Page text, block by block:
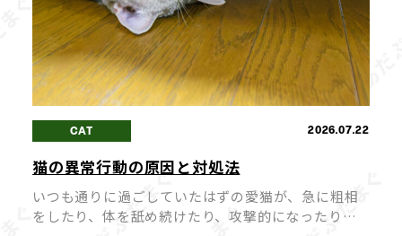
CAT 2026.07.22
猫の異常行動の原因と対処法
いつも通りに過ごしていたはずの愛猫が、急に粗相
をしたり、体を舐め続けたり、攻撃的になったりす